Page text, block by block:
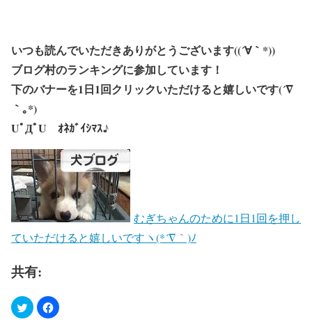
いつも読んでいただきありがとうございます((´∀｀*))
ブログ村のランキングに参加しています！
下のバナーを1日1回クリックいただけると嬉しいです(´∇
｀｡*)
UﾟДﾟU ｵﾈｶﾞｲｼﾏｽ♪
むぎちゃんのために1日1回を押し
ていただけると嬉しいですヽ(*´∇｀)ﾉ
共有: